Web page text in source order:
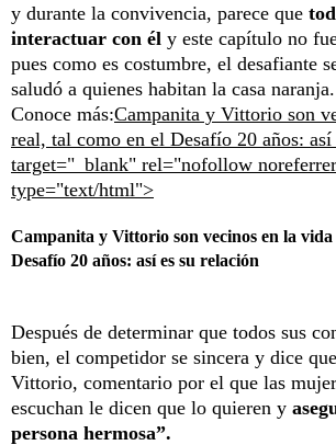
y durante la convivencia, parece que
interactuar con él y este capítulo no
pues como es costumbre, el desafiante
saludó a quienes habitan la casa naranja.
Conoce más:Campanita y Vittorio son
real, tal como en el Desafío 20 años:
target="_blank" rel="nofollow
type="text/html">
Campanita y Vittorio son vecinos en la
Desafío 20 años: así es su relación
Después de determinar que todos sus
bien, el competidor se sincera y dice
Vittorio, comentario por el que las
escuchan le dicen que lo quieren y
persona hermosa”.